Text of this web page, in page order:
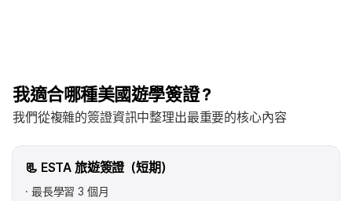
我適合哪種美國遊學簽證？
我們從複雜的簽證資訊中整理出最重要的核心內容
📃 ESTA 旅遊簽證（短期）
最長學習 3 個月